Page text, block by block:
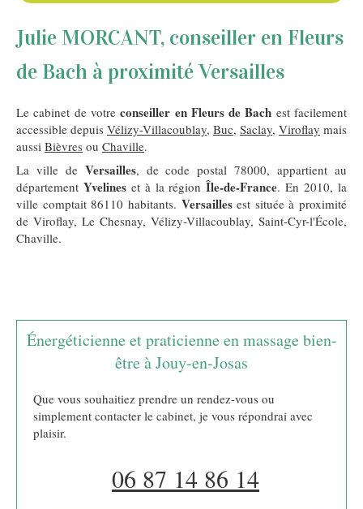
Julie MORCANT, conseiller en Fleurs
de Bach à proximité Versailles
Le cabinet de votreconseiller en Fleurs de Bach est facilement
accessible depuis Vélizy-Villacoublay, Buc, Saclay, Viroflay mais
aussi Bièvres ou Chaville.
La ville de Versailles, de code postal 78000, appartient au
département Yvelineset à la régionÎle-de-France. En 2010, la
ville comptait 86110 habitants. Versaillesest située à proximité
de Viroflay, Le Chesnay, Vélizy-Villacoublay, Saint-Cyr-l'École,
Chaville.
Énergéticienne et praticienne en massage bien-
être à Jouy-en-Josas
Que vous souhaitiez prendre un rendez-vous ou
simplement contacter le cabinet, je vous répondrai avec
plaisir.
06 87 14 86 14